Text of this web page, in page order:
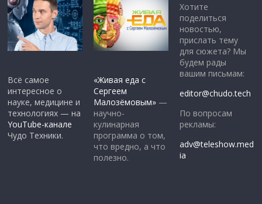
Всё самое
интересное о
науке, медицине и
технологиях — на
YouTube-канале
Чудо Техники.
«Живая еда с
Сергеем
Малозёмовым» —
научно-
кулинарная
программа о том,
что вредно, а что
полезно.
Хотите
поделиться
новостью,
прислать тему
для сюжета? Мы
будем рады
вашим письмам:
editor@chudo.tech
По вопросам
рекламы:
adv@teleshow.med
ia